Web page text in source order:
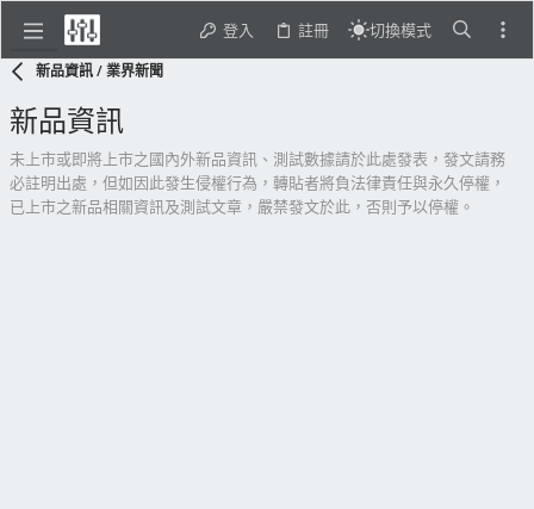
登入 註冊 切換模式
新品資訊 / 業界新聞
新品資訊
未上市或即將上市之國內外新品資訊、測試數據請於此處發表，發文請務
必註明出處，但如因此發生侵權行為，轉貼者將負法律責任與永久停權，
已上市之新品相關資訊及測試文章，嚴禁發文於此，否則予以停權。